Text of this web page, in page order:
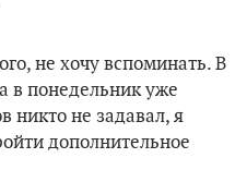
не хочу вспоминать. В
в понедельник уже
никто не задавал, я
дополнительное